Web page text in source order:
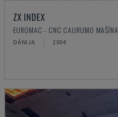
ZX INDEX
EUROMAC - CNC CAURUMO MAŠĪNA
DĀNIJA 2004